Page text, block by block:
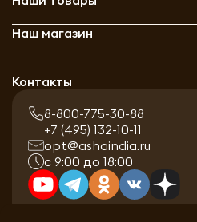
Наш магазин
Контакты
8-800-775-30-88
+7 (495) 132-10-11
opt@ashaindia.ru
с 9:00 до 18:00